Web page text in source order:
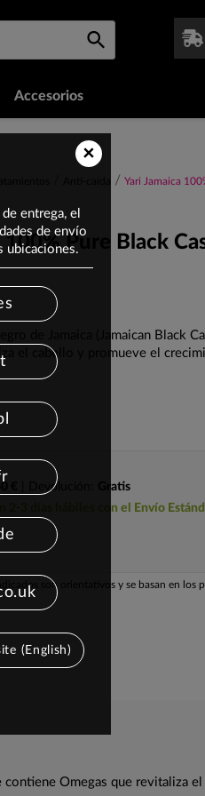
Accesorios
Yari Jamaica
100% Pure Black
de Jamaica (Jamaican Black
el cabello y promueve el
| Devolución:
Gratis
2-3 días hábiles con el Envío
son orientativos y se basan en los
contiene Omegas que
×
entrega, el
de envío
ubicaciones.
(English)